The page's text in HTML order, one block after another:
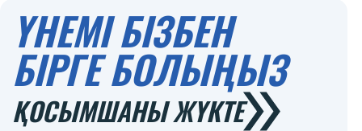
ҮНЕМІ БІЗБЕН
БІРГЕ БОЛЫҢЫЗ
ҚОСЫМШАНЫ ЖҮКТЕ